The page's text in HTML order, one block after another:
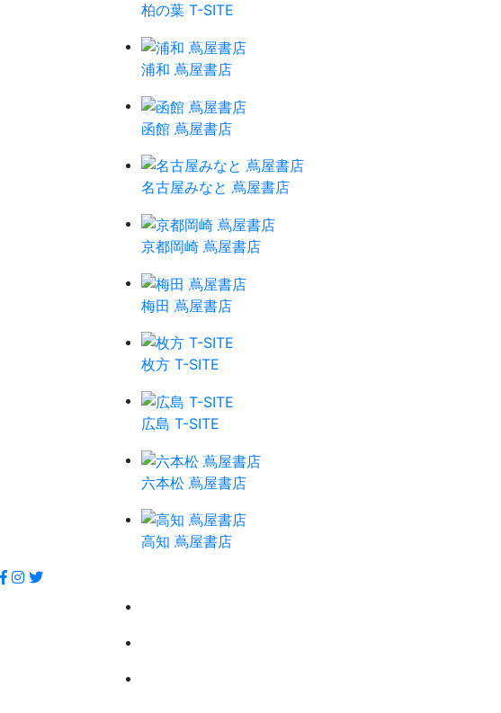
柏の葉 T-SITE
浦和 蔦屋書店
函館 蔦屋書店
名古屋みなと 蔦屋書店
京都岡崎 蔦屋書店
梅田 蔦屋書店
枚方 T-SITE
広島 T-SITE
六本松 蔦屋書店
高知 蔦屋書店